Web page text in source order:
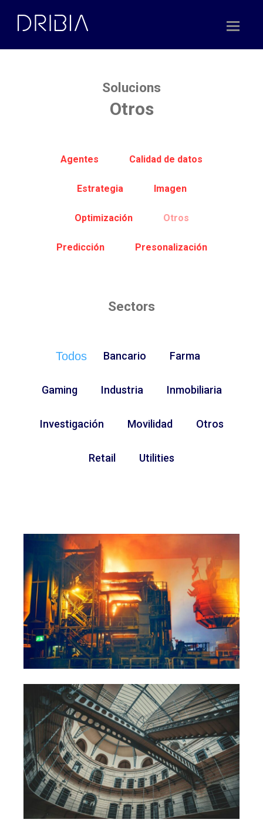
content
Solucions
Otros
Agentes Calidad de datos
Estrategia Imagen
Optimización Otros
Predicción Presonalización
Sectors
Todos Bancario Farma
Gaming Industria Inmobiliaria
Investigación Movilidad Otros
Retail Utilities